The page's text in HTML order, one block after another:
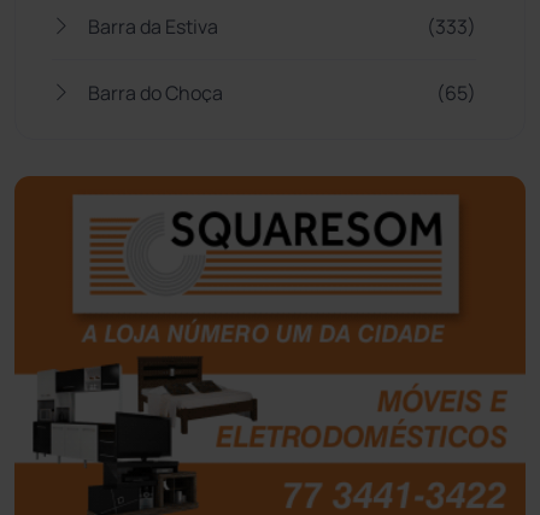
Barra da Estiva (333)
Barra do Choça (65)
Bom Jesus da Lapa (505)
Boquira (152)
Botuporã
Brasil (7679)
Brumado (31951)